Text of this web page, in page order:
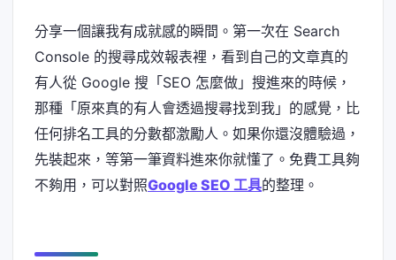
分享一個讓我有成就感的瞬間。第一次在 Search
Console 的搜尋成效報表裡，看到自己的文章真的
有人從 Google 搜「SEO 怎麼做」搜進來的時候，
那種「原來真的有人會透過搜尋找到我」的感覺，比
任何排名工具的分數都激勵人。如果你還沒體驗過，
先裝起來，等第一筆資料進來你就懂了。免費工具夠
不夠用，可以對照Google SEO 工具的整理。